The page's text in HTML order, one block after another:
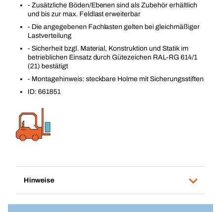
- Zusätzliche Böden/Ebenen sind als Zubehör erhältlich
und bis zur max. Feldlast erweiterbar
- Die angegebenen Fachlasten gelten bei gleichmäßiger
Lastverteilung
- Sicherheit bzgl. Material, Konstruktion und Statik im
betrieblichen Einsatz durch Gütezeichen RAL-RG 614/1
(21) bestätigt
- Montagehinweis: steckbare Holme mit Sicherungsstiften
ID: 661851
Hinweise